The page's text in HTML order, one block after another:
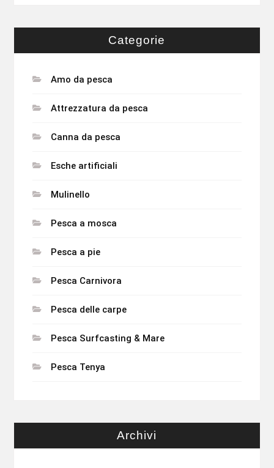
Categorie
Amo da pesca
Attrezzatura da pesca
Canna da pesca
Esche artificiali
Mulinello
Pesca a mosca
Pesca a pie
Pesca Carnivora
Pesca delle carpe
Pesca Surfcasting & Mare
Pesca Tenya
Archivi